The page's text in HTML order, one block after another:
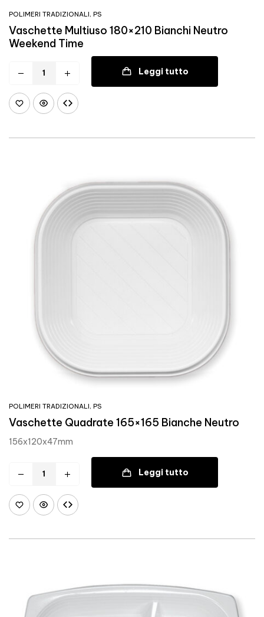
POLIMERI TRADIZIONALI, PS
Vaschette Multiuso 180×210 Bianchi Neutro
Weekend Time
Leggi tutto
POLIMERI TRADIZIONALI, PS
Vaschette Quadrate 165×165 Bianche Neutro
156x120x47mm
Leggi tutto